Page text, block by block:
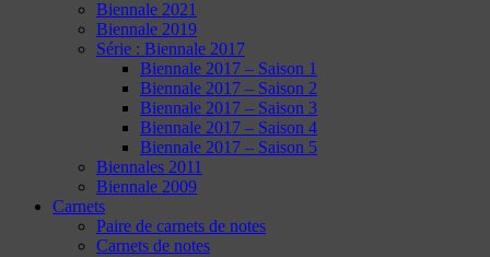
Biennale 2021
Biennale 2019
Série : Biennale 2017
Biennale 2017 – Saison 1
Biennale 2017 – Saison 2
Biennale 2017 – Saison 3
Biennale 2017 – Saison 4
Biennale 2017 – Saison 5
Biennales 2011
Biennale 2009
Carnets
Paire de carnets de notes
Carnets de notes